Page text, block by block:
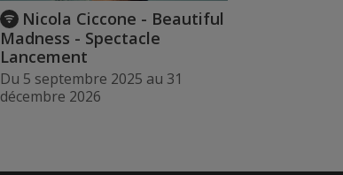
Nicola Ciccone - Beautiful
Madness - Spectacle
Lancement
Du 5 septembre 2025 au 31
décembre 2026